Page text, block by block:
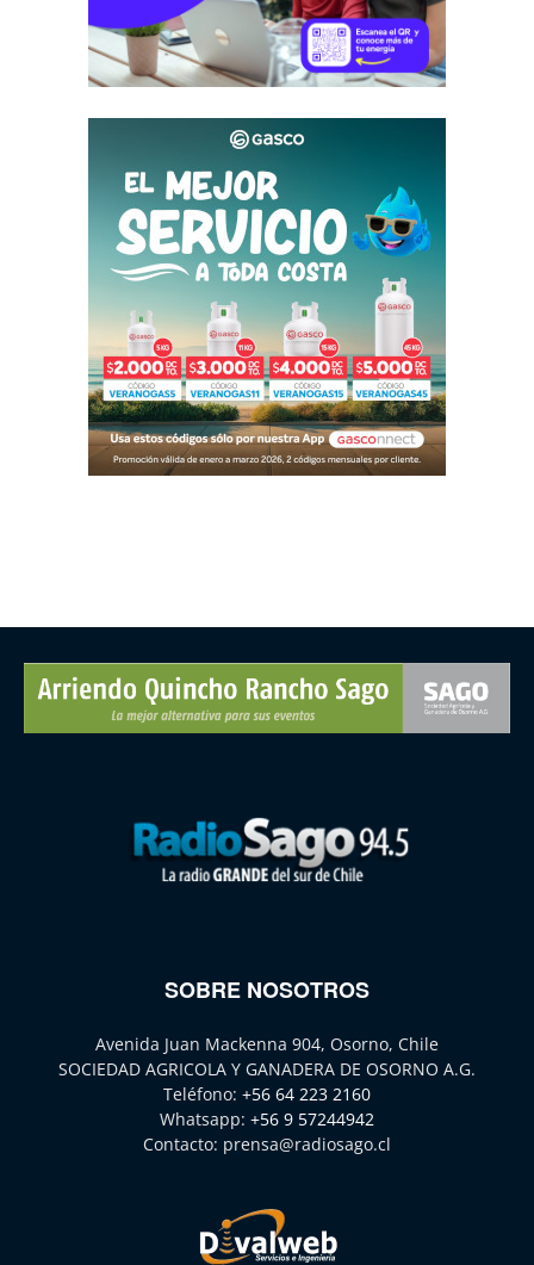
SOBRE NOSOTROS
Avenida Juan Mackenna 904, Osorno, Chile
SOCIEDAD AGRICOLA Y GANADERA DE OSORNO A.G.
Teléfono: +56 64 223 2160
Whatsapp: +56 9 57244942
Contacto: prensa@radiosago.cl